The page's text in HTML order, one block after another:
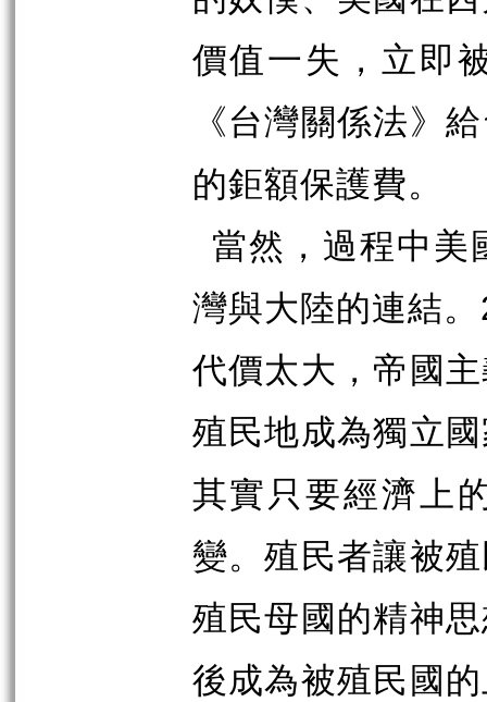
價值一失，立即
《台灣關係法》
的鉅額保護費。
當然，過程中美
灣與大陸的連結。
代價太大，帝國
殖民地成為獨立
其實只要經濟上
變。殖民者讓被
殖民母國的精神
後成為被殖民國